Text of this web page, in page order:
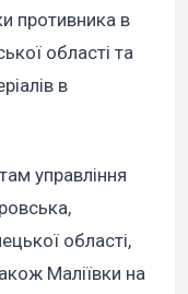
противника в
області та
в
управління
області,
Маліївки на